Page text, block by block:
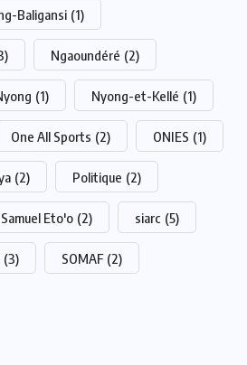
Baligansi (1)
Ngaoundéré (2)
(1) Nyong-et-Kellé (1)
One All Sports (2) ONIES (1)
(2) Politique (2)
Samuel Eto'o (2) siarc (5)
(3) SOMAF (2)